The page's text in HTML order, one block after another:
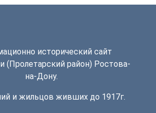
исторический сайт
(Пролетарский район) Ростова-
на-Дону.
и жильцов живших до 1917г.